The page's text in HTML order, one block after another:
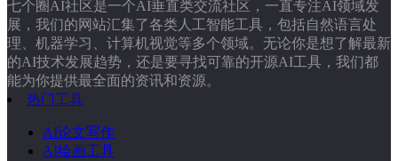
七个圈AI社区是一个AI垂直类交流社区，一直专注AI领域发
展，我们的网站汇集了各类人工智能工具，包括自然语言处
理、机器学习、计算机视觉等多个领域。无论你是想了解最新
的AI技术发展趋势，还是要寻找可靠的开源AI工具，我们都
能为你提供最全面的资讯和资源。
热门工具
AI论文写作
AI绘画工具